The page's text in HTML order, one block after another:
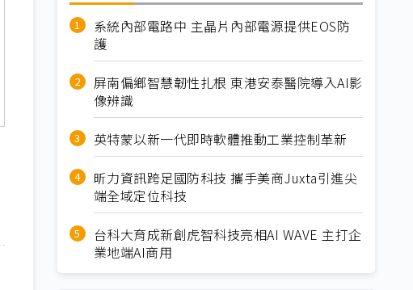
系統內部電路中 主晶片內部電源提供EOS防
護
屏南偏鄉智慧韌性扎根 東港安泰醫院導入AI影
像辨識
英特蒙以新一代即時軟體推動工業控制革新
昕力資訊跨足國防科技 攜手美商Juxta引進尖
端全域定位科技
台科大育成新創虎智科技亮相AI WAVE 主打企
業地端AI商用